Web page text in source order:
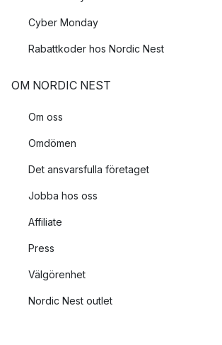
Cyber Monday
Rabattkoder hos Nordic Nest
OM NORDIC NEST
Om oss
Omdömen
Det ansvarsfulla företaget
Jobba hos oss
Affiliate
Press
Välgörenhet
Nordic Nest outlet